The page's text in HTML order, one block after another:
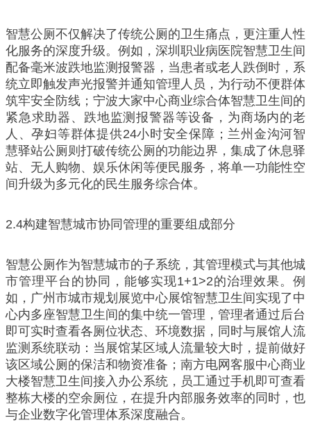
智慧公厕不仅解决了传统公厕的卫生痛点，更注重人性
化服务的深度升级。例如，深圳职业病医院智慧卫生间
配备毫米波跌地监测报警器，当患者或老人跌倒时，系
统立即触发声光报警并通知管理人员，为行动不便群体
筑牢安全防线；宁波大家中心商业综合体智慧卫生间的
紧急求助器、跌地监测报警器等设备，为商场内的老
人、孕妇等群体提供24小时安全保障；兰州金沟河智
慧驿站公厕则打破传统公厕的功能边界，集成了休息驿
站、无人购物、娱乐休闲等便民服务，将单一功能性空
间升级为多元化的民生服务综合体。
2.4构建智慧城市协同管理的重要组成部分
智慧公厕作为智慧城市的子系统，其管理模式与其他城
市管理平台的协同，能够实现1+1>2的治理效果。例
如，广州市城市规划展览中心展馆智慧卫生间实现了中
心内多座智慧卫生间的集中统一管理，管理者通过后台
即可实时查看各厕位状态、环境数据，同时与展馆人流
监测系统联动：当展馆某区域人流量较大时，提前做好
该区域公厕的保洁和物资准备；南方电网客服中心商业
大楼智慧卫生间接入办公系统，员工通过手机即可查看
整栋大楼的空余厕位，在提升内部服务效率的同时，也
与企业数字化管理体系深度融合。